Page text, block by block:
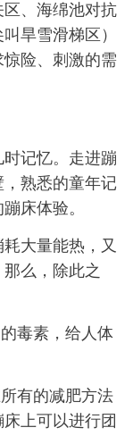
、海绵池对抗
旱雪滑梯区）
险、刺激的需
记忆。走进蹦
熟悉的童年记
床体验。
大量能热，又
么，除此之
毒素，给人体
有的减肥方法
上可以进行团